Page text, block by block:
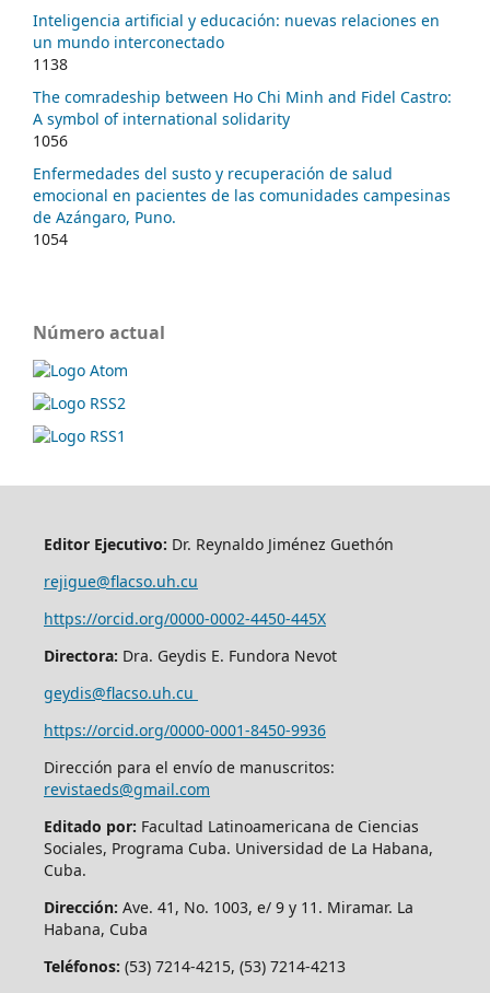
Inteligencia artificial y educación: nuevas relaciones en
un mundo interconectado
1138
The comradeship between Ho Chi Minh and Fidel Castro:
A symbol of international solidarity
1056
Enfermedades del susto y recuperación de salud
emocional en pacientes de las comunidades campesinas
de Azángaro, Puno.
1054
Número actual
Editor Ejecutivo: Dr. Reynaldo Jiménez Guethón
rejigue@flacso.uh.cu
https://orcid.org/0000-0002-4450-445X
Directora: Dra. Geydis E. Fundora Nevot
geydis@flacso.uh.cu
https://orcid.org/0000-0001-8450-9936
Dirección para el envío de manuscritos:
revistaeds@gmail.com
Editado por: Facultad Latinoamericana de Ciencias
Sociales, Programa Cuba. Universidad de La Habana,
Cuba.
Dirección: Ave. 41, No. 1003, e/ 9 y 11. Miramar. La
Habana, Cuba
Teléfonos: (53) 7214-4215, (53) 7214-4213